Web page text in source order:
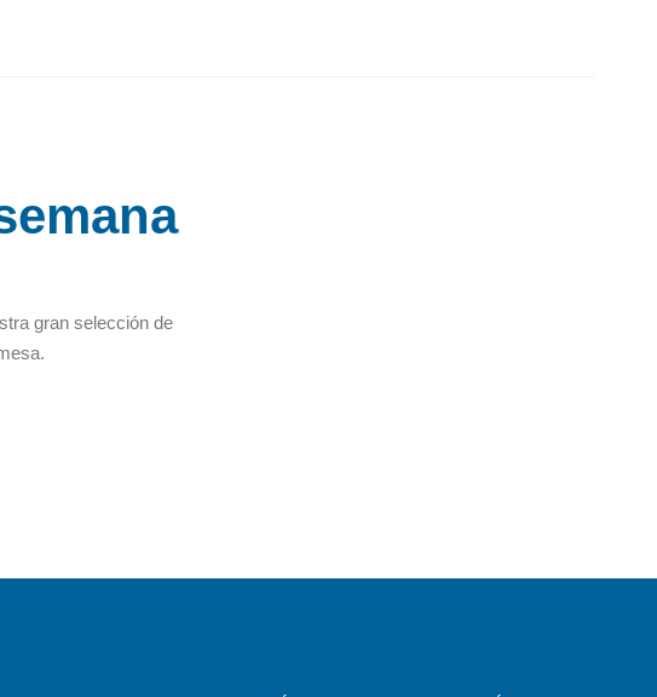
gran selección de